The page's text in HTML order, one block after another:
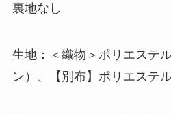
裏地なし
生地：＜織物＞ポリエステ
ン）、【別布】ポリエステ